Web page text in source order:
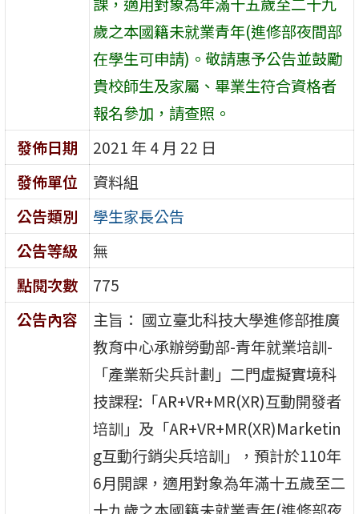
歲之本國籍未就業青年(進修部夜間部
在學生可申請)。敬請惠予公告並鼓勵
貴校師生及家屬、畢業生符合資格者
報名參加，請查照。
發佈日期
2021 年 4 月 22 日
發佈單位
資料組
公告類別
學生家長公告
公告等級
無
點閱次數
775
公告內容
主旨： 國立臺北科技大學進修部推廣
教育中心承辦勞動部-青年就業培訓-
「產業新尖兵計劃」二門虛擬實境科
技課程:「AR+VR+MR(XR)互動開發者
培訓」及「AR+VR+MR(XR)Marketin
g互動行銷尖兵培訓」，預計於110年
6月開課，適用對象為年滿十五歲至二